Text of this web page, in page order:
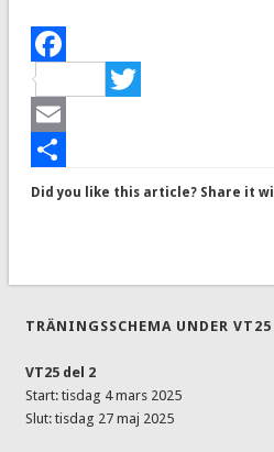
Facebook
Twitter
Email
Dela
Did you like this article? Share it
TRÄNINGSSCHEMA UNDER
VT25 del 2
Start: tisdag 4 mars 2025
Slut: tisdag 27 maj 2025